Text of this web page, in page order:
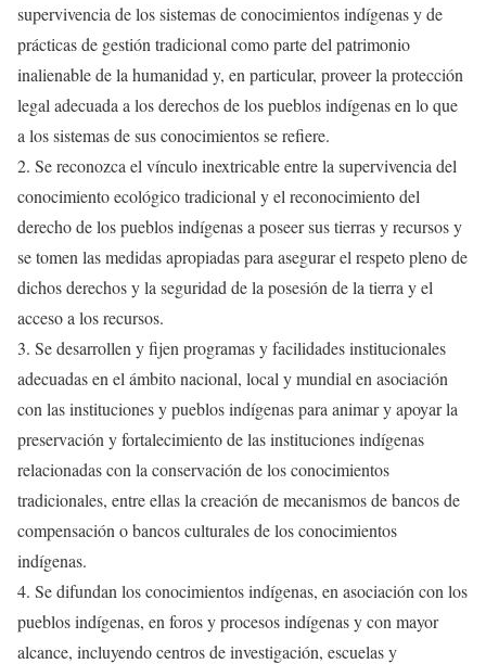
supervivencia de los sistemas de conocimientos indígenas y de
prácticas de gestión tradicional como parte del patrimonio
inalienable de la humanidad y, en particular, proveer la protección
legal adecuada a los derechos de los pueblos indígenas en lo que
a los sistemas de sus conocimientos se refiere.
2. Se reconozca el vínculo inextricable entre la supervivencia del
conocimiento ecológico tradicional y el reconocimiento del
derecho de los pueblos indígenas a poseer sus tierras y recursos y
se tomen las medidas apropiadas para asegurar el respeto pleno de
dichos derechos y la seguridad de la posesión de la tierra y el
acceso a los recursos.
3. Se desarrollen y fijen programas y facilidades institucionales
adecuadas en el ámbito nacional, local y mundial en asociación
con las instituciones y pueblos indígenas para animar y apoyar la
preservación y fortalecimiento de las instituciones indígenas
relacionadas con la conservación de los conocimientos
tradicionales, entre ellas la creación de mecanismos de bancos de
compensación o bancos culturales de los conocimientos
indígenas.
4. Se difundan los conocimientos indígenas, en asociación con los
pueblos indígenas, en foros y procesos indígenas y con mayor
alcance, incluyendo centros de investigación, escuelas y